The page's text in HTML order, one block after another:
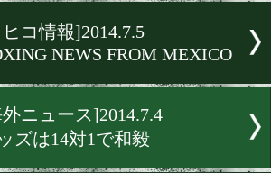
[海外ニュース]2014.7.16
NEWS FROM MEXICO